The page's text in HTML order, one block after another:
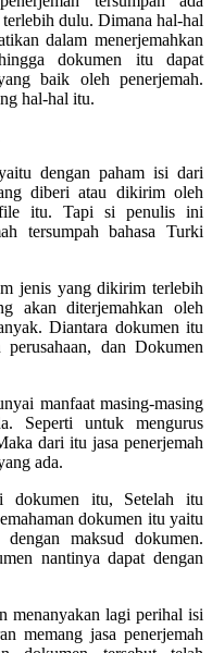
dulu. Dimana hal-hal
dalam menerjemahkan
dokumen itu dapat
baik oleh penerjemah.
hal-hal itu.
dengan paham isi dari
diberi atau dikirim oleh
file itu. Tapi si penulis ini
tersumpah bahasa Turki
jenis yang dikirim terlebih
akan diterjemahkan oleh
Diantara dokumen itu
dan Dokumen
manfaat masing-masing
Seperti untuk mengurus
dari itu jasa penerjemah
ada.
dokumen itu, Setelah itu
dokumen itu yaitu
maksud dokumen.
nantinya dapat dengan
menanyakan lagi perihal isi
memang jasa penerjemah